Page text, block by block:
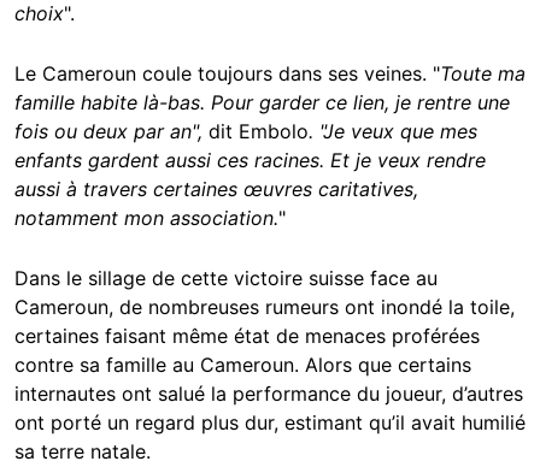
choix".
Le Cameroun coule toujours dans ses veines. "Toute ma
famille habite là-bas. Pour garder ce lien, je rentre une
fois ou deux par an", dit Embolo. "Je veux que mes
enfants gardent aussi ces racines. Et je veux rendre
aussi à travers certaines œuvres caritatives,
notamment mon association."
Dans le sillage de cette victoire suisse face au
Cameroun, de nombreuses rumeurs ont inondé la toile,
certaines faisant même état de menaces proférées
contre sa famille au Cameroun. Alors que certains
internautes ont salué la performance du joueur, d’autres
ont porté un regard plus dur, estimant qu’il avait humilié
sa terre natale.